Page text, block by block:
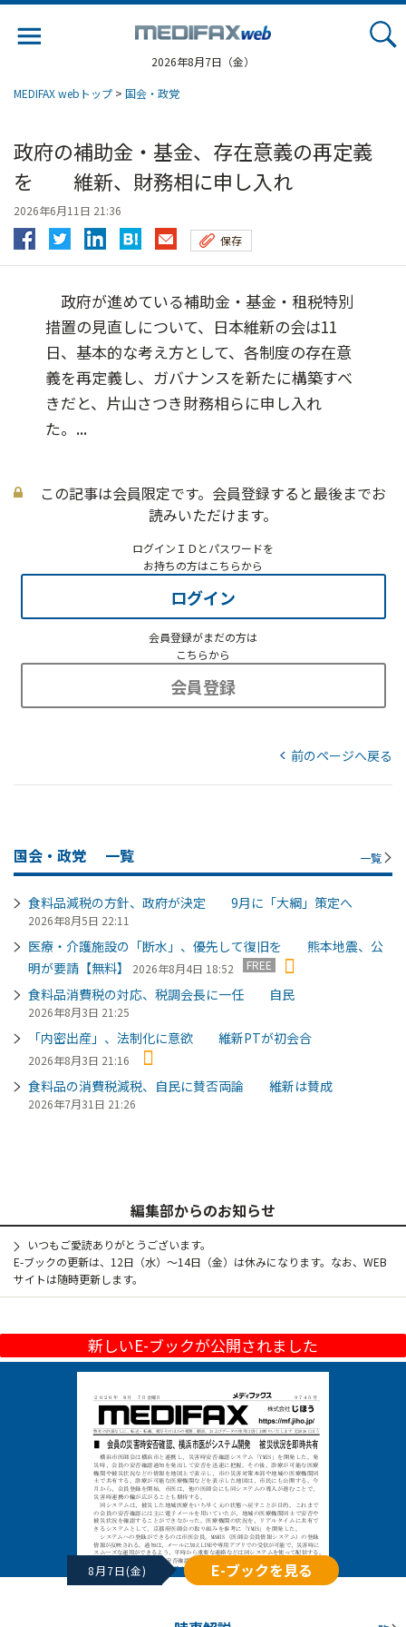
2026年8月7日（金）
MEDIFAX webトップ > 国会・政党
政府の補助金・基金、存在意義の再定義
を 維新、財務相に申し入れ
2026年6月11日 21:36
保存
政府が進めている補助金・基金・租税特別
措置の見直しについて、日本維新の会は11
日、基本的な考え方として、各制度の存在意
義を再定義し、ガバナンスを新たに構築すべ
きだと、片山さつき財務相らに申し入れ
た。...
この記事は会員限定です。会員登録すると最後までお
読みいただけます。
ログインＩＤとパスワードを
お持ちの方はこちらから
ログイン
会員登録がまだの方は
こちらから
会員登録
前のページへ戻る
国会・政党 一覧 一覧
食料品減税の方針、政府が決定 9月に「大綱」策定へ
2026年8月5日 22:11
医療・介護施設の「断水」、優先して復旧を 熊本地震、公
明が要請【無料】
2026年8月4日 18:52 FREE
食料品消費税の対応、税調会長に一任 自民
2026年8月3日 21:25
「内密出産」、法制化に意欲 維新PTが初会合
2026年8月3日 21:16
食料品の消費税減税、自民に賛否両論 維新は賛成
2026年7月31日 21:26
編集部からのお知らせ
いつもご愛読ありがとうございます。
E-ブックの更新は、12日（水）～14日（金）は休みになります。なお、WEB
サイトは随時更新します。
新しいE-ブックが公開されました
8月7日(金) E-ブックを見る